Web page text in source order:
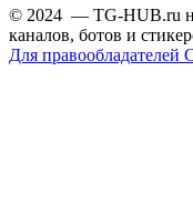
© 2024 — TG-HUB.ru
каналов, ботов и
Для правообладателей